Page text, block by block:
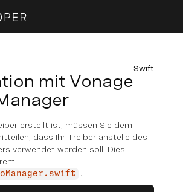
Swift
mit Vonage
erstellt ist, müssen Sie dem
dass Ihr Treiber anstelle des
verwendet werden soll. Dies
.